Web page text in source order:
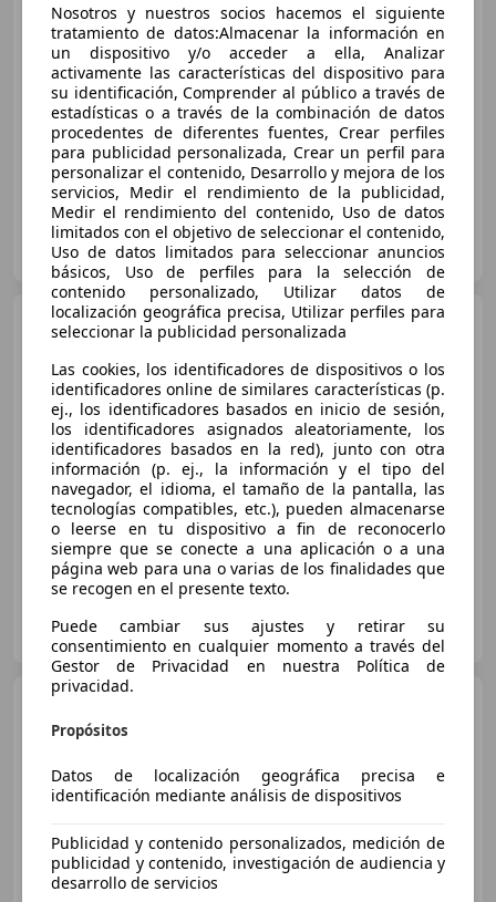
€ 350.900 1
Sin
comparación
12/2025 500 km
Electro/Gasolina
589 kW (801 CV)
Luis Carratala - General Manager
ES-28025 28025
Lamborghini UrusSE
€ 349.990 1
Sin
comparación
08/2025 3.175 km
Electro/Gasolina
589 kW (801 CV)
ES-11500 EL PUERTO DE SANTA MARÍA
€ 224.950
Sin comparación
04/2022 49.800 km
Nosotros y nuestros socios hacemos el siguiente
tratamiento de datos:Almacenar la información en
un dispositivo y/o acceder a ella, Analizar
activamente las características del dispositivo para
su identificación, Comprender al público a través de
estadísticas o a través de la combinación de datos
procedentes de diferentes fuentes, Crear perfiles
para publicidad personalizada, Crear un perfil para
personalizar el contenido, Desarrollo y mejora de los
servicios, Medir el rendimiento de la publicidad,
Medir el rendimiento del contenido, Uso de datos
limitados con el objetivo de seleccionar el contenido,
Uso de datos limitados para seleccionar anuncios
básicos, Uso de perfiles para la selección de
contenido personalizado, Utilizar datos de
localización geográfica precisa, Utilizar perfiles para
seleccionar la publicidad personalizada
Las cookies, los identificadores de dispositivos o los
identificadores online de similares características (p.
ej., los identificadores basados en inicio de sesión,
los identificadores asignados aleatoriamente, los
identificadores basados en la red), junto con otra
información (p. ej., la información y el tipo del
navegador, el idioma, el tamaño de la pantalla, las
tecnologías compatibles, etc.), pueden almacenarse
o leerse en tu dispositivo a fin de reconocerlo
siempre que se conecte a una aplicación o a una
página web para una o varias de los finalidades que
se recogen en el presente texto.
Puede cambiar sus ajustes y retirar su
consentimiento en cualquier momento a través del
Gestor de Privacidad en nuestra Política de
privacidad.
Propósitos
Datos de localización geográfica precisa e
identificación mediante análisis de dispositivos
Publicidad y contenido personalizados, medición de
publicidad y contenido, investigación de audiencia y
desarrollo de servicios